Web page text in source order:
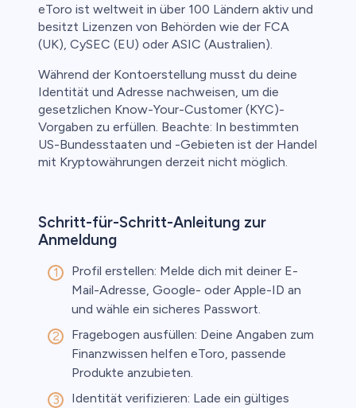
eToro ist weltweit in über 100 Ländern aktiv und
besitzt Lizenzen von Behörden wie der FCA
(UK), CySEC (EU) oder ASIC (Australien).
Während der Kontoerstellung musst du deine
Identität und Adresse nachweisen, um die
gesetzlichen Know-Your-Customer (KYC)-
Vorgaben zu erfüllen. Beachte: In bestimmten
US-Bundesstaaten und -Gebieten ist der Handel
mit Kryptowährungen derzeit nicht möglich.
Schritt-für-Schritt-Anleitung zur
Anmeldung
Profil erstellen: Melde dich mit deiner E-
Mail-Adresse, Google- oder Apple-ID an
und wähle ein sicheres Passwort.
Fragebogen ausfüllen: Deine Angaben zum
Finanzwissen helfen eToro, passende
Produkte anzubieten.
Identität verifizieren: Lade ein gültiges